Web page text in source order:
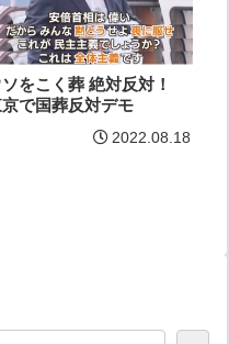
ソをこく葬 絶対反対！
で国葬反対デモ
2022.08.18